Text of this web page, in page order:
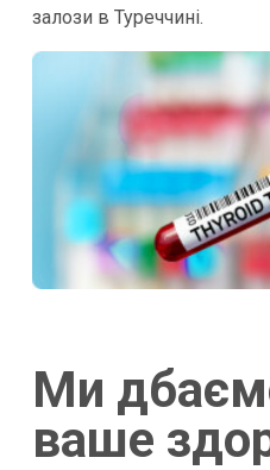
залози в Туреччині.
Ми
ваше